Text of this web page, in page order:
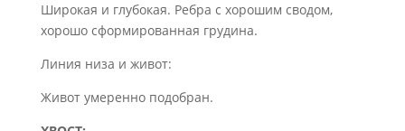
Широкая и глубокая. Ребра с хорошим сводом,
хорошо сформированная грудина.
Линия низа и живот:
Живот умеренно подобран.